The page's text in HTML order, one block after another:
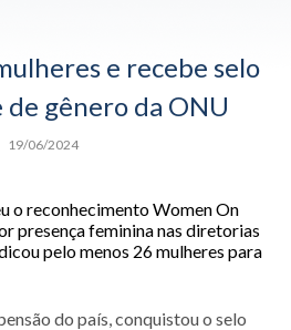
e recebe selo
gênero da ONU
19/06/2024
o reconhecimento Women On
presença feminina nas diretorias
pelo menos 26 mulheres para
do país, conquistou o selo